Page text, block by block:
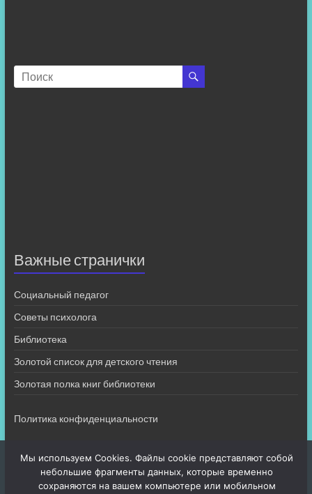
Важные странички
Социальный педагог
Советы психолога
Библиотека
Золотой список для детского чтения
Золотая полка книг библиотеки
Политика конфиденциальности
Мы используем Cookies. Файлы cookie представляют собой
небольшие фрагменты данных, которые временно
сохраняются на вашем компьютере или мобильном